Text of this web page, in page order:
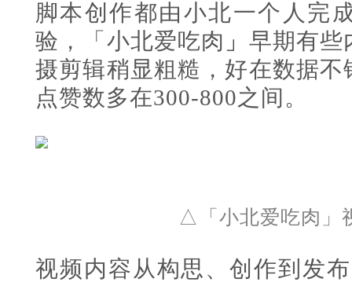
脚本创作都由小北一个人完
验，「小北爱吃肉 」 早期有些
摄剪辑稍显粗糙，好在数据
点赞数多在300-800之间。
△ 「小北爱吃肉 」
视频内容从构思、创作到发